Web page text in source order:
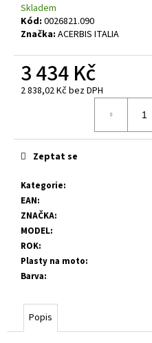
Skladem
Kód: 0026821.090
Značka: ACERBIS ITALIA
3 434 Kč
2 838,02 Kč bez DPH
Kategorie:
EAN:
ZNAČKA:
MODEL:
ROK:
Plasty na moto:
Barva:
Zeptat se
Popis
D
o
u
m